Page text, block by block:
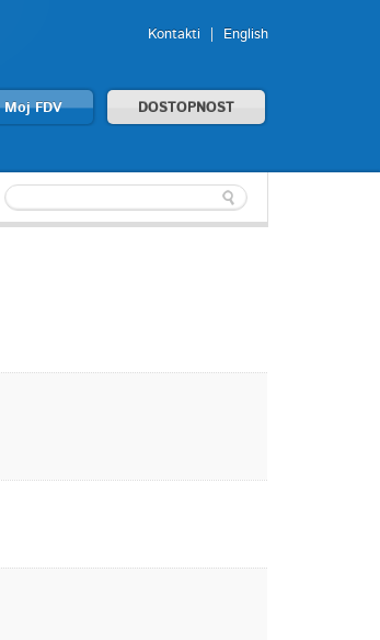
Kontakti English
Moj FDV DOSTOPNOST